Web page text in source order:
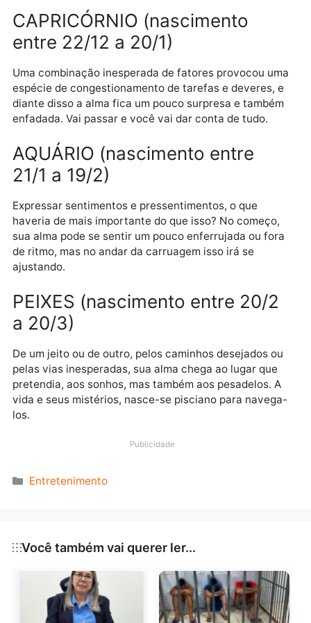
detalhe, para não viver, depois, a surpresa de
intromissões inesperadas.
SAGITÁRIO (nascimento entre
22/11 a 21/12)
A ideia mais bela de todos os relacionamentos é,
dúvida, a amizade, porque quando as pessoas são
amigas entre si, elas não precisam de regras nem de
proibições, espontaneamente se movimentam para o
CAPRICÓRNIO (nascimento
entre 22/12 a 20/1)
espécie de congestionamento de tarefas e deveres,
diante disso a alma fica um pouco surpresa e
AQUÁRIO (nascimento entre
21/1 a 19/2)
de ritmo, mas no andar da carruagem isso irá se
PEIXES (nascimento entre 20/2
a 20/3)
De um jeito ou de outro, pelos caminhos desejados
pelas vias inesperadas, sua alma chega ao lugar que